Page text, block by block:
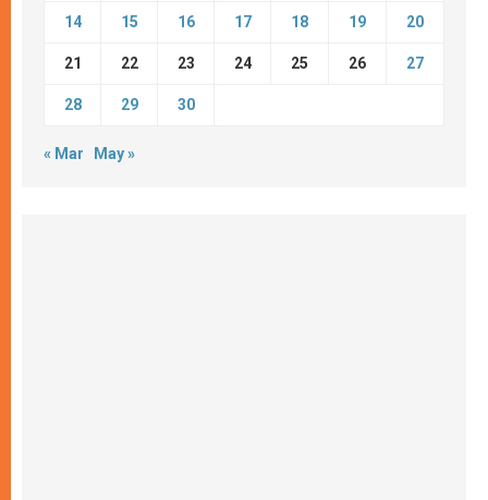
14 15 16 17 18 19 20
21 22 23 24 25 26 27
28 29 30
« Mar May »